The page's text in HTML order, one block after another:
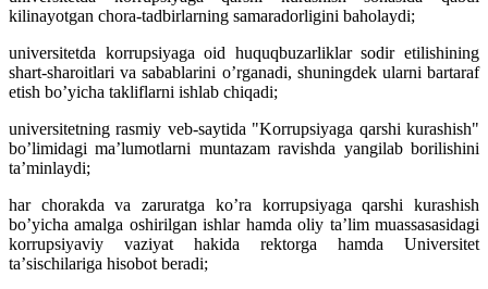
kilinayotgan chora-tadbirlarning samaradorligini baholaydi;
universitetda korrupsiyaga oid huquqbuzarliklar sodir etilishining
shart-sharoitlari va sabablarini oʼrganadi, shuningdek ularni bartaraf
etish boʼyicha takliflarni ishlab chiqadi;
universitetning rasmiy veb-saytida "Korrupsiyaga qarshi kurashish"
boʼlimidagi maʼlumotlarni muntazam ravishda yangilab borilishini
taʼminlaydi;
har chorakda va zaruratga koʼra korrupsiyaga qarshi kurashish
boʼyicha amalga oshirilgan ishlar hamda oliy taʼlim muassasasidagi
korrupsiyaviy vaziyat hakida rektorga hamda Universitet
taʼsischilariga hisobot beradi;